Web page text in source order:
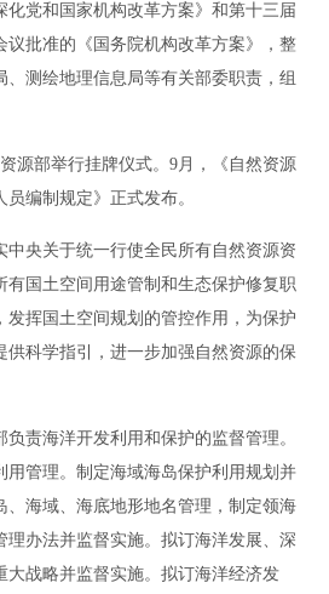
化党和国家机构改革方案》和第十三届
议批准的《国务院机构改革方案》，整
测绘地理信息局等有关部委职责，组
源部举行挂牌仪式。9月，《自然资源
编制规定》正式发布。
中央关于统一行使全民所有自然资源资
有国土空间用途管制和生态保护修复职
发挥国土空间规划的管控作用，为保护
供科学指引，进一步加强自然资源的保
责海洋开发利用和保护的监督管理。
用管理。制定海域海岛保护利用规划并
、海域、海底地形地名管理，制定领海
理办法并监督实施。拟订海洋发展、深
大战略并监督实施。拟订海洋经济发